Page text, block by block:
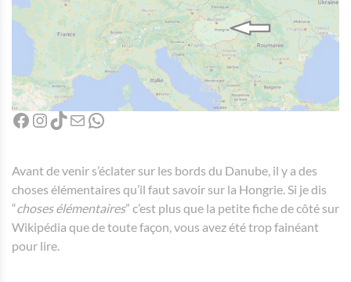
Facebook
Instagram
TikTok
MailWhatsApp
Avant de venir s’éclater sur les bords du Danube, il y a des
choses élémentaires qu’il faut savoir sur la Hongrie. Si je dis
“choses élémentaires” c’est plus que la petite fiche de côté sur
Wikipédia que de toute façon, vous avez été trop fainéant
pour lire.